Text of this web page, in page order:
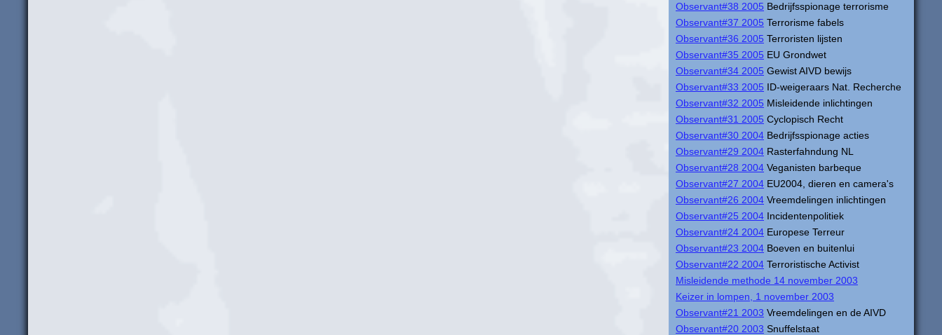
Observant#38 2005 Bedrijfsspionage terrorisme
Observant#37 2005 Terrorisme fabels
Observant#36 2005 Terroristen lijsten
Observant#35 2005 EU Grondwet
Observant#34 2005 Gewist AIVD bewijs
Observant#33 2005 ID-weigeraars Nat. Recherche
Observant#32 2005 Misleidende inlichtingen
Observant#31 2005 Cyclopisch Recht
Observant#30 2004 Bedrijfsspionage acties
Observant#29 2004 Rasterfahndung NL
Observant#28 2004 Veganisten barbeque
Observant#27 2004 EU2004, dieren en camera's
Observant#26 2004 Vreemdelingen inlichtingen
Observant#25 2004 Incidentenpolitiek
Observant#24 2004 Europese Terreur
Observant#23 2004 Boeven en buitenlui
Observant#22 2004 Terroristische Activist
Misleidende methode 14 november 2003
Keizer in lompen, 1 november 2003
Observant#21 2003 Vreemdelingen en de AIVD
Observant#20 2003 Snuffelstaat